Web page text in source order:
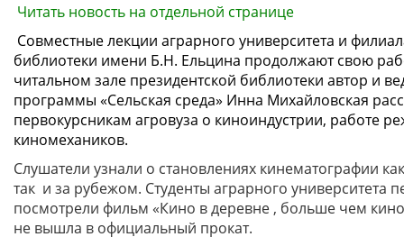
Читать новость на отдельной странице
Совместные лекции аграрного университета и
библиотеки имени Б.Н. Ельцина продолжают свою
читальном зале президентской библиотеки автор и
программы «Сельская среда» Инна Михайловская
первокурсникам агровуза о киноиндустрии, работе
киномехаников.
Слушатели узнали о становлениях кинематографии
так и за рубежом. Студенты аграрного университета
посмотрели фильм «Кино в деревне , больше чем
не вышла в официальный прокат.